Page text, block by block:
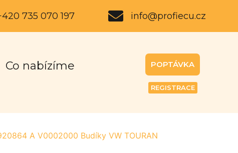
735 070 197 info@profiecu.cz
Co nabízíme
POPTÁVKA
REGISTRACE
A V0002000 Budíky VW TOURAN